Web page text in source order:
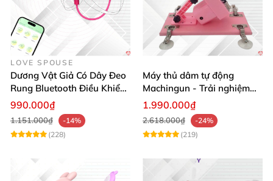
LOVE SPOUSE
Dương Vật Giả Có Dây Đeo
Rung Bluetooth Điều Khiển
Qua App Cho Les
990.000₫
1.151.000₫
-14%
(228)
Máy thủ dâm tự động
Machingun - Trải nghiệm
mạnh mẽ, cực đã
1.990.000₫
2.618.000₫
-24%
(219)